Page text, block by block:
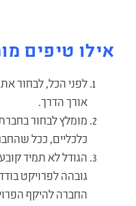
אילו טיפים
לפני הכל, לבחור
אורך הדרך.
מומלץ לבחור
כלכליים, ככל
הגודל לא תמיד
גובהה לפרויקט
החברה להיקף